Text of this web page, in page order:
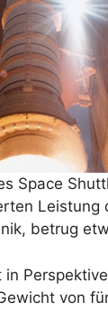
Space
Leistung
betrug
von